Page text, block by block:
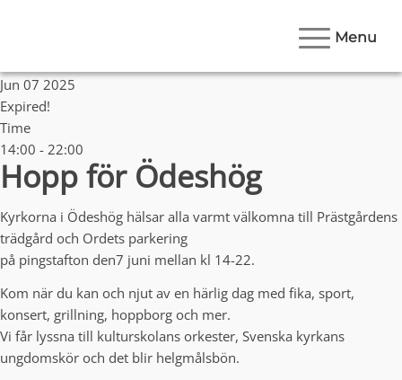
Menu
Jun 07 2025
Expired!
Time
14:00 - 22:00
Hopp för Ödeshög
Kyrkorna i Ödeshög hälsar alla varmt välkomna till Prästgårdens
trädgård och Ordets parkering
på pingstafton den7 juni mellan kl 14-22.
Kom när du kan och njut av en härlig dag med fika, sport,
konsert, grillning, hoppborg och mer.
Vi får lyssna till kulturskolans orkester, Svenska kyrkans
ungdomskör och det blir helgmålsbön.